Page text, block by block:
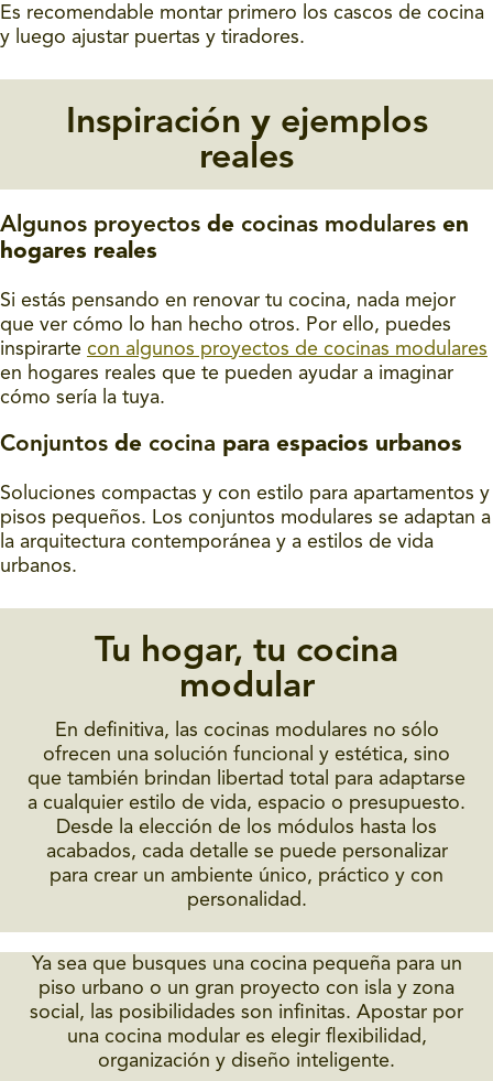
Es recomendable montar primero los cascos de cocina
y luego ajustar puertas y tiradores.
Inspiración y ejemplos
reales
Algunos proyectos de cocinas modulares en
hogares reales
Si estás pensando en renovar tu cocina, nada mejor
que ver cómo lo han hecho otros. Por ello, puedes
inspirarte con algunos proyectos de cocinas modulares
en hogares reales que te pueden ayudar a imaginar
cómo sería la tuya.
Conjuntos de cocina para espacios urbanos
Soluciones compactas y con estilo para apartamentos y
pisos pequeños. Los conjuntos modulares se adaptan a
la arquitectura contemporánea y a estilos de vida
urbanos.
Tu hogar, tu cocina
modular
En definitiva, las cocinas modulares no sólo
ofrecen una solución funcional y estética, sino
que también brindan libertad total para adaptarse
a cualquier estilo de vida, espacio o presupuesto.
Desde la elección de los módulos hasta los
acabados, cada detalle se puede personalizar
para crear un ambiente único, práctico y con
personalidad.
Ya sea que busques una cocina pequeña para un
piso urbano o un gran proyecto con isla y zona
social, las posibilidades son infinitas. Apostar por
una cocina modular es elegir flexibilidad,
organización y diseño inteligente.